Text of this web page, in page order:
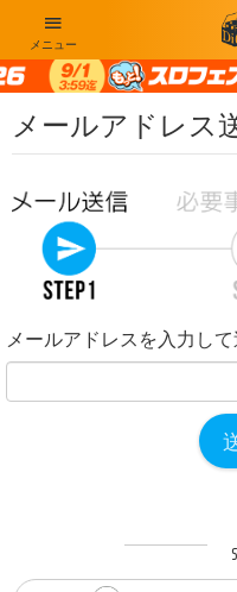
メニュー
メールアドレス
メールアドレスを入力し